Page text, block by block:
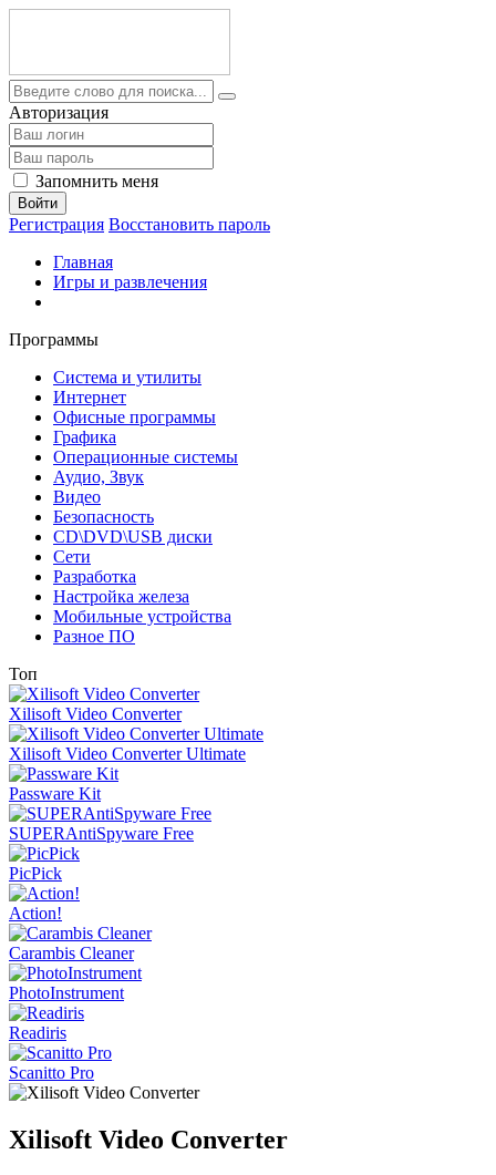
Авторизация
Запомнить меня
Войти
Регистрация Восстановить пароль
Главная
Игры и развлечения
Программы
Система и утилиты
Интернет
Офисные программы
Графика
Операционные системы
Аудио, Звук
Видео
Безопасность
CD\DVD\USB диски
Сети
Разработка
Настройка железа
Мобильные устройства
Разное ПО
Топ
Xilisoft Video Converter
Xilisoft Video Converter Ultimate
Passware Kit
SUPERAntiSpyware Free
PicPick
Action!
Carambis Cleaner
PhotoInstrument
Readiris
Scanitto Pro
Xilisoft Video Converter